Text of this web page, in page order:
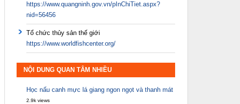
https://www.quangninh.gov.vn/pInChiTiet.aspx?
nid=56456
Tổ chức thủy sản thế giới
https://www.worldfishcenter.org/
NỘI DUNG QUAN TÂM NHIỀU
Học nấu canh mực lá giang ngon ngọt và thanh mát
2.9k views